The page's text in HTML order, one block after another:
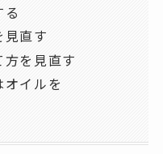
直す
方を見直す
イルを